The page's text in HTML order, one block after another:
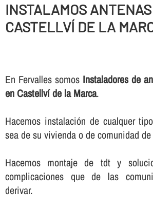
INSTALAMOS
CASTELLVÍ DE LA
En Fervalles somos Instaladores de
en Castellví de la Marca.
Hacemos instalación de cualquer
sea de su vivienda o de comunidad
Hacemos montaje de tdt y
complicaciones que de las
derivar.